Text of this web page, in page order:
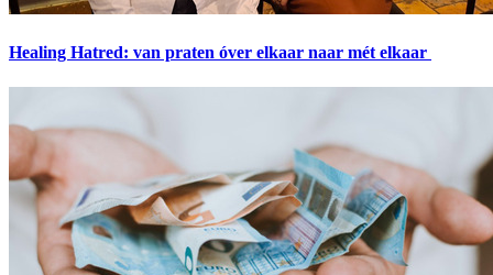
Healing Hatred: van praten óver elkaar naar mét elkaar